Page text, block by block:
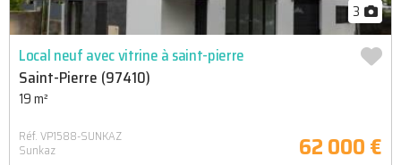
3
Local neuf avec vitrine à saint-pierre
Saint-Pierre (97410)
19 m²
Réf. VP1588-SUNKAZ
Sunkaz 62 000 €